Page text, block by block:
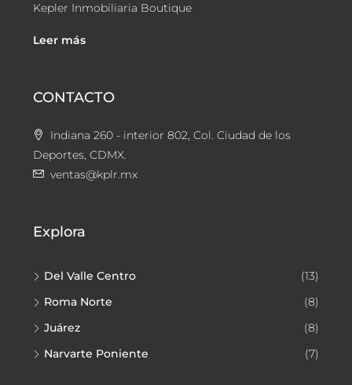
Kepler Inmobiliaria Boutique
Leer más
CONTACTO
Indiana 260 - interior 802, Col. Ciudad de los
Deportes, CDMX.
ventas@kplr.mx
Explora
Del Valle Centro
(13)
Roma Norte
(8)
Juárez
(8)
Narvarte Poniente
(7)